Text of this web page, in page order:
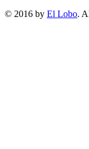
© 2016 by El Lobo.